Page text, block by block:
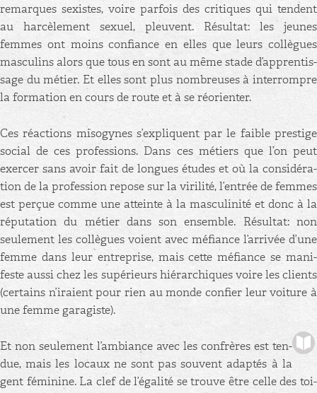
re­marques sexistes, voire par­fois des cri­tiques qui tendent
au har­cè­le­ment sexuel, pleuvent. Ré­sul­tat: les jeunes
femmes ont moins confiance en elles que leurs col­lègues
mas­cu­lins alors que tous en sont au même stade d’ap­pren­tis­
sage du mé­tier. Et elles sont plus nom­breuses à in­ter­rompre
la for­ma­tion en cours de route et à se ré­orien­ter.
Ces ré­ac­tions mi­so­gynes s’ex­pliquent par le faible pres­tige
so­cial de ces pro­fes­sions. Dans ces mé­tiers que l’on peut
exer­cer sans avoir fait de longues études et où la consi­dé­ra­
tion de la pro­fes­sion re­pose sur la vi­ri­lité, l’en­trée de femmes
est per­çue comme une at­teinte à la mas­cu­li­nité et donc à la
ré­pu­ta­tion du mé­tier dans son en­semble. Ré­sul­tat: non
seule­ment les col­lègues voient avec mé­fiance l’ar­ri­vée d’une
femme dans leur en­tre­prise, mais cette mé­fiance se ma­ni­
feste aussi chez les su­pé­rieurs hié­rar­chiques voire les clients
(cer­tains n’iraient pour rien au monde confier leur voi­ture à
une femme ga­ra­giste).
Et non seule­ment l’am­biance avec les confrères est ten­
due, mais les lo­caux ne sont pas sou­vent adap­tés à la
gent fé­mi­nine. La clef de l’éga­lité se trouve être celle des toi­